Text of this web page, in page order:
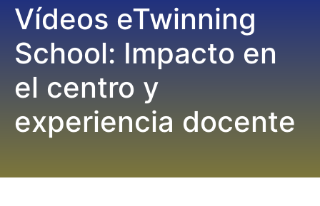
Vídeos eTwinning
School: Impacto en
el centro y
experiencia docente